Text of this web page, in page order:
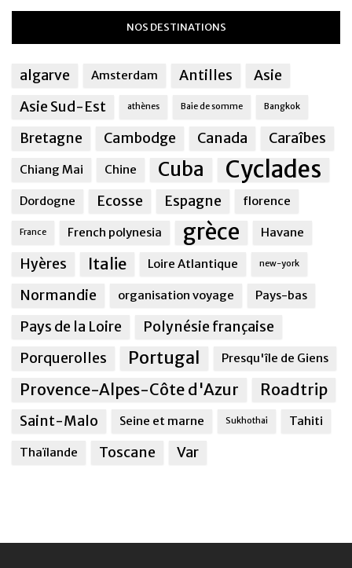
NOS DESTINATIONS
algarve Amsterdam Antilles
Asie
Asie Sud-Est
athènes Baie de somme Bangkok
Bretagne Cambodge Canada Caraîbes
Chiang Mai Chine Cuba Cyclades
Dordogne Ecosse Espagne florence
France French polynesia grèce Havane
Hyères Italie Loire Atlantique new-york
Normandie organisation voyage Pays-bas
Pays de la Loire
Polynésie française
Porquerolles
Portugal Presqu'île de Giens
Provence-Alpes-Côte d'Azur Roadtrip
Saint-Malo Seine et marne Sukhothai Tahiti
Thaïlande Toscane Var